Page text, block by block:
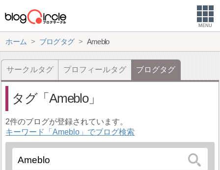
MENU
ホーム ブログタグ Ameblo
サークルタグ プロフィールタグ ブログタグ
タグ Ameblo
2件のブログが登録されています。
キーワード「Ameblo」でブログ検索